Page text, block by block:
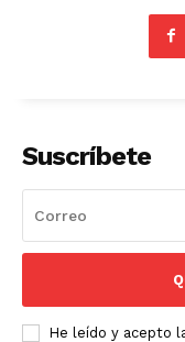
Suscríbete
He leído y acepto